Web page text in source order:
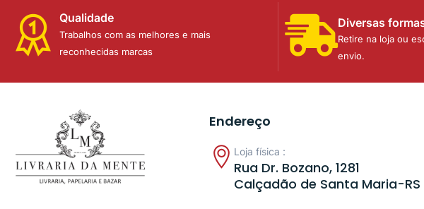
Qualidade
Trabalhos com as melhores e mais
reconhecidas marcas
Diversas
Retire na loja ou
envio.
Endereço
Loja física :
Rua Dr. Bozano, 1281
Calçadão de Santa Maria-RS